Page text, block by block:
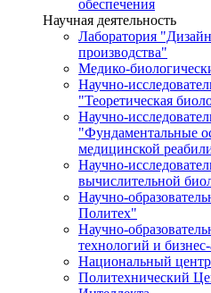
обеспечения
Научная деятельность
Лаборатория
производства"
Медико-
Научно-
"Теоретическая
Научно-
"Фундаментальные
медицинской
Научно-
вычислительной
Научно-
Политех"
Научно-
технологий и
Национальный центр
Политехнический